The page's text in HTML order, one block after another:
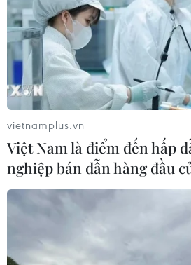
vietnamplus.vn
Việt Nam là điểm đến hấp
nghiệp bán dẫn hàng đầu